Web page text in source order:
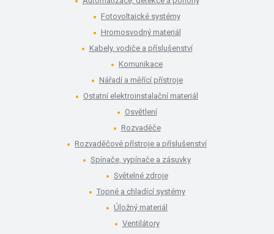
Fotovoltaické systémy
Hromosvodný materiál
Kabely, vodiče a příslušenství
Komunikace
Nářadí a měřící přístroje
Ostatní elektroinstalační materiál
Osvětlení
Rozvaděče
Rozvaděčové přístroje a příslušenství
Spínače, vypínače a zásuvky
Světelné zdroje
Topné a chladící systémy
Úložný materiál
Ventilátory